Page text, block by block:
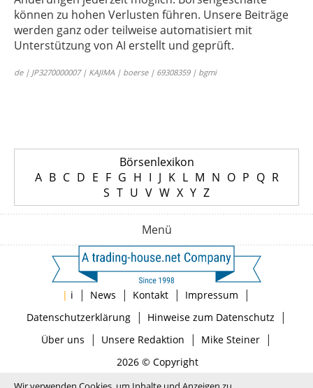
können zu hohen Verlusten führen. Unsere Beiträge
werden ganz oder teilweise automatisiert mit
Unterstützung von AI erstellt und geprüft.
de | JP3270000007 | KAJIMA | boerse | 69308359 | bgmi
Börsenlexikon
A B C D E F G H I J K L M N O P Q R
S T U V W X Y Z
Menü
| i | News | Kontakt | Impressum |
Datenschutzerklärung| Hinweise zum Datenschutz |
Über uns | Unsere Redaktion | Mike Steiner|
2026 © Copyright